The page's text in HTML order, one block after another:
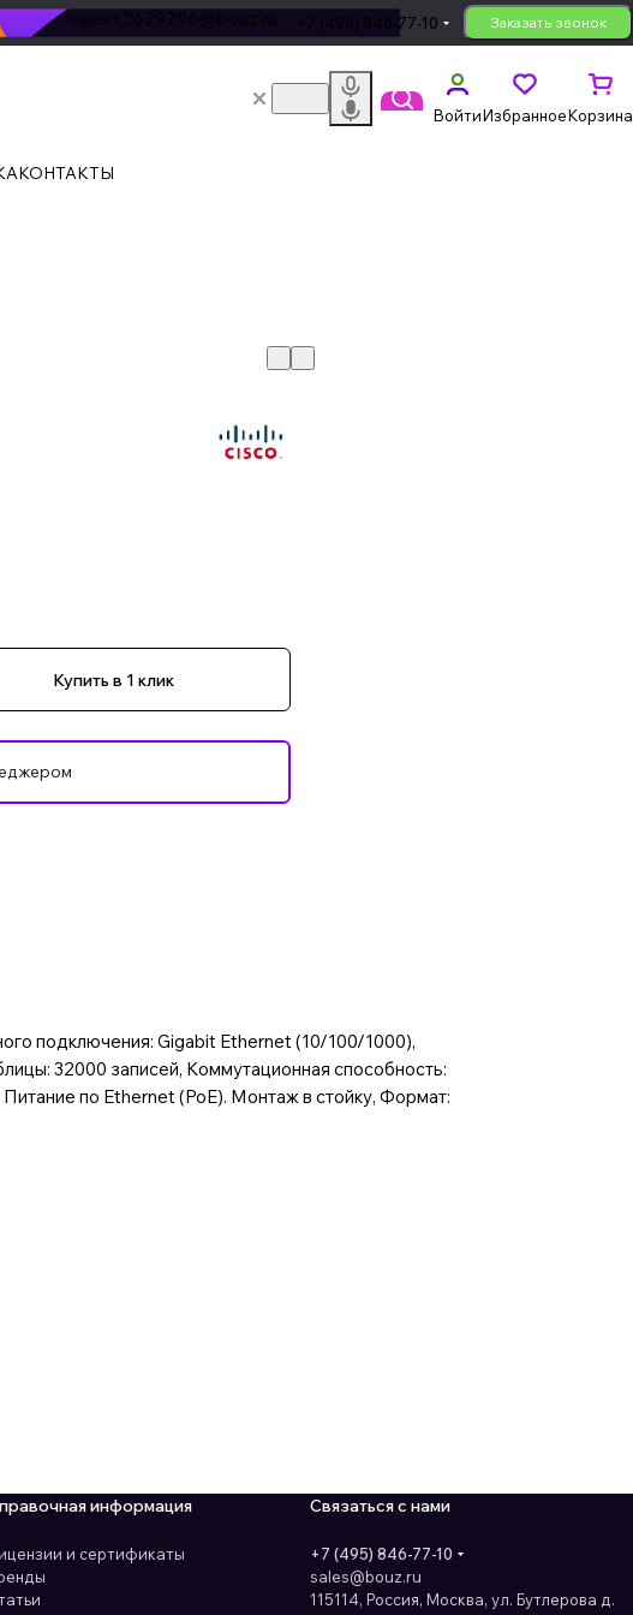
sales+2629796@bouz.ru +7 (495) 846-77-10 Заказать звонок
ВойтиИзбранноеКорзина
КОНТАКТЫ
Купить в 1 клик
подключения: Gigabit Ethernet (10/100/1000),
32000 записей, Коммутационная способность:
Питание по Ethernet (PoE). Монтаж в стойку, Формат:
информация
и сертификаты
Связаться с нами
+7 (495) 846-77-10
sales@bouz.ru
115114, Россия, Москва, ул. Бутлерова д.